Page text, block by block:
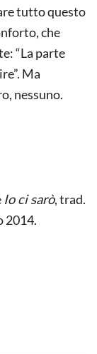
tutto questo
che
“La parte
Ma
nessuno.
Io ci sarò, trad.
2014.